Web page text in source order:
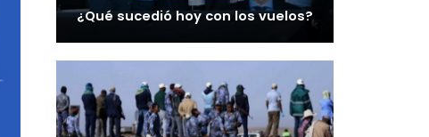
¿Qué sucedió hoy con los vuelos?